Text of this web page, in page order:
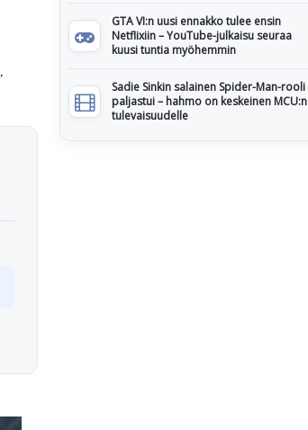
.
GTA VI:n uusi ennakko tulee ensin
Netflixiin – YouTube-julkaisu seuraa
kuusi tuntia myöhemmin
Sadie Sinkin salainen Spider-Man-rooli
paljastui – hahmo on keskeinen MCU:n
tulevaisuudelle